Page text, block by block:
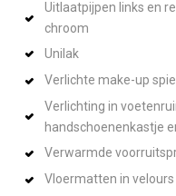
Uitlaatpijpen links en
chroom
Unilak
Verlichte make-up
Verlichting in
handschoenenkastje
Verwarmde
Vloermatten in velours